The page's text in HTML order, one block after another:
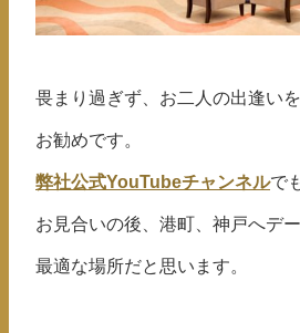
畏まり過ぎず、お二人の出逢い
お勧めです。
弊社公式YouTubeチャンネルで
お見合いの後、港町、神戸へデ
最適な場所だと思います。